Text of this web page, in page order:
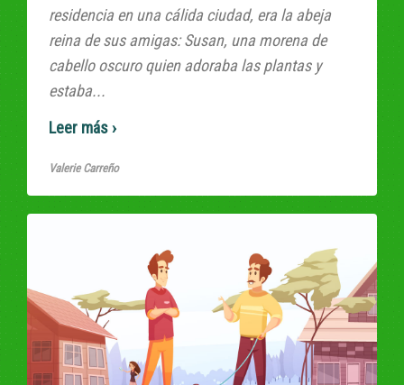
residencia en una cálida ciudad, era la abeja
reina de sus amigas: Susan, una morena de
cabello oscuro quien adoraba las plantas y
estaba...
Valerie Carreño